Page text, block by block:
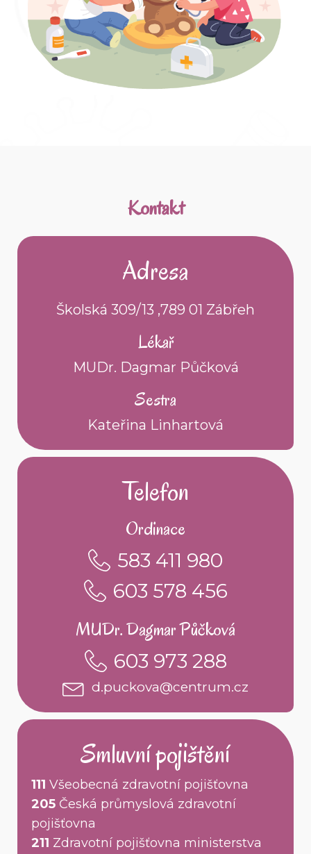
Kontakt
Adresa
Školská 309/13 ,789 01 Zábřeh
Lékař
MUDr. Dagmar Půčková
Sestra
Kateřina Linhartová
Telefon
Ordinace
583 411 980
603 578 456
MUDr. Dagmar Půčková
603 973 288
d.puckova@centrum.cz
Smluvní pojištění
111 Všeobecná zdravotní pojišťovna
205 Česká průmyslová zdravotní
pojišťovna
211 Zdravotní pojišťovna ministerstva